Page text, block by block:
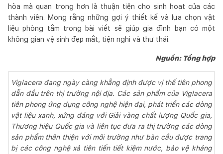
hòa mà quan trọng hơn là thuận tiện cho sinh hoạt của các
thành viên. Mong rằng những gợi ý thiết kế và lựa chọn vật
liệu phòng tắm trong bài viết sẽ giúp gia đình bạn có một
không gian vệ sinh đẹp mắt, tiện nghi và thư thái.
Nguồn: Tổng hợp
Viglacera đang ngày càng khẳng định được vị thế tiên phong
dẫn đầu trên thị trường nội địa. Các sản phẩm của Viglacera
tiên phong ứng dụng công nghệ hiện đại, phát triển các dòng
vật liệu xanh, xứng đáng với Giải vàng chất lượng Quốc gia,
Thương hiệu Quốc gia và liên tục đưa ra thị trường các dòng
sản phẩm thân thiện với môi trường như bàn cầu được trang
bị các công nghệ xả tiên tiến tiết kiệm nước, bảo vệ kháng